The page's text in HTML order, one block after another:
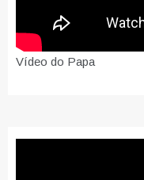
Vídeo do Papa